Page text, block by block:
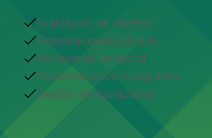
Evaluación de objetos
Embalaje especializado
Almacenaje temporal
Documentación fotográfica
Gestión de donaciones